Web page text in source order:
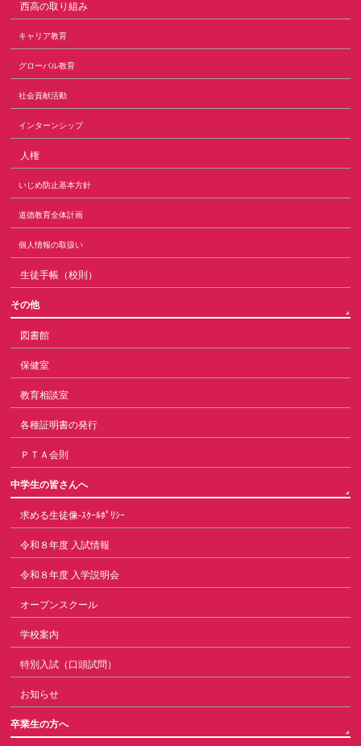
西高の取り組み
キャリア教育
グローバル教育
社会貢献活動
インターンシップ
人権
いじめ防止基本方針
道徳教育全体計画
個人情報の取扱い
生徒手帳（校則）
その他
図書館
保健室
教育相談室
各種証明書の発行
ＰＴＡ会則
中学生の皆さんへ
求める生徒像-ｽｸｰﾙﾎﾟﾘｼｰ
令和８年度 入試情報
令和８年度 入学説明会
オープンスクール
学校案内
特別入試（口頭試問）
お知らせ
卒業生の方へ